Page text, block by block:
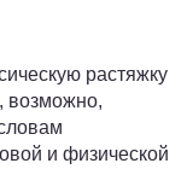
растяжку
возможно,
и физической